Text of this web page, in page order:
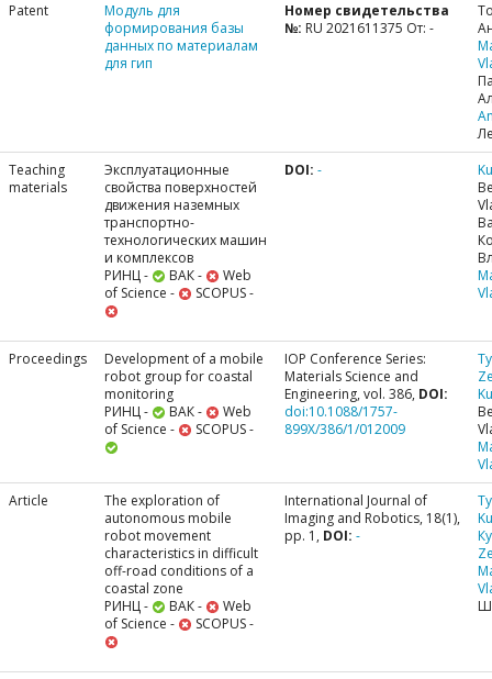
Patent
Модуль для
формирования базы
данных по материалам
для гип
Номер свидетельства
№: RU 2021611375 От: -
Teaching
materials
Эксплуатационные
свойства поверхностей
движения наземных
транспортно-
технологических машин
и комплексов
РИНЦ -
ВАК -
Web
of Science -
SCOPUS -
DOI: -
Proceedings
Development of a mobile
robot group for coastal
monitoring
РИНЦ -
ВАК -
Web
of Science -
SCOPUS -
IOP Conference Series:
Materials Science and
Engineering, vol. 386, DOI:
doi:10.1088/1757-
899X/386/1/012009
Article
The exploration of
autonomous mobile
robot movement
characteristics in difficult
off-road conditions of a
coastal zone
РИНЦ -
ВАК -
Web
of Science -
SCOPUS -
International Journal of
Imaging and Robotics, 18(1),
pp. 1, DOI: -